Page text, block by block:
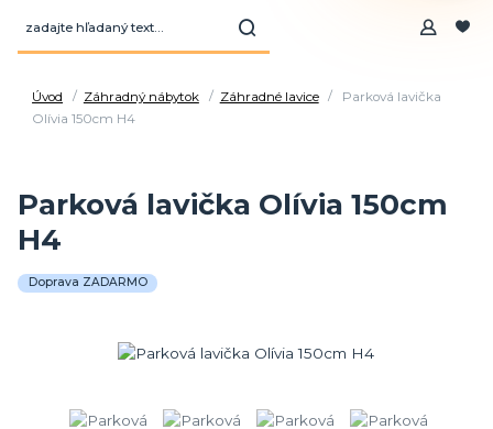
Úvod Záhradný nábytok Záhradné lavice
Parková lavička
Olívia 150cm H4
Parková lavička Olívia 150cm
H4
Doprava ZADARMO